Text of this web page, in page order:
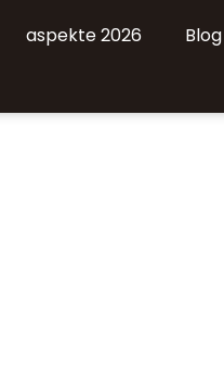
aspekte 2026 Blog